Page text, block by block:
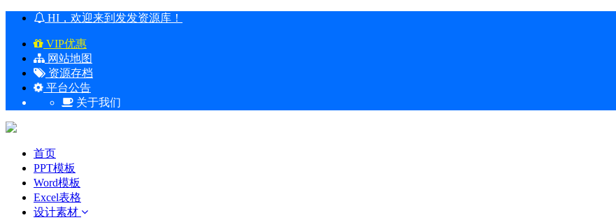
HI，欢迎来到发发资源库！
VIP优惠
网站地图
资源存档
平台公告
关于我们
首页
PPT模板
Word模板
Excel表格
设计素材